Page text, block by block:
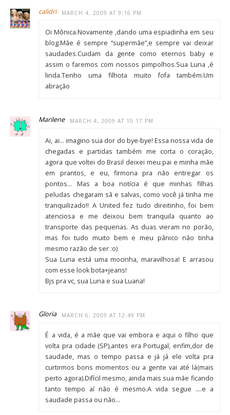
calidri MARCH 4, 2009 AT 9:16 PM
Oi Mônica.Novamente ,dando uma espiadinha em seu
blog.Mãe é sempre “supermãe”,e sempre vai deixar
saudades.Cuidam da gente como eternos baby e
assim o faremos com nossos pimpolhos.Sua Luna ,é
linda.Tenho uma filhota muito fofa também.Um
abração
Marilene MARCH 4, 2009 AT 10:17 PM
Ai, ai… imagino sua dor do bye-bye! Essa nossa vida de
chegadas e partidas também me corta o coração,
agora que voltei do Brasil deixei meu pai e minha mãe
em prantos, e eu, firmona pra não entregar os
pontos… Mas a boa notícia é que minhas filhas
peludas chegaram sã e salvas, como você já tinha me
tranquilizado!! A United fez tudo direitinho, foi bem
atenciosa e me deixou bem tranquila quanto ao
transporte das pequenas. As duas vieram no porão,
mas foi tudo muito bem e meu pânico não tinha
mesmo razão de ser :o)
Sua Luna está uma mocinha, maravilhosa! E arrasou
com esse look bota+jeans!
Bjs pra vc, sua Luna e sua Luana!
Gloria MARCH 6, 2009 AT 12:49 PM
É a vida, é a mãe que vai embora e aqui o filho que
volta pra cidade (SP),antes era Portugal, enfim,dor de
saudade, mas o tempo passa e já já ele volta pra
curtirmos bons momentos ou a gente vai até lá(mais
perto agora).Difícil mesmo, ainda mais sua mãe ficando
tanto tempo aí não é mesmo.A vida segue ….e a
saudade passa ou não…